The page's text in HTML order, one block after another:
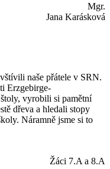
Jana Karásková
naše přátele v SRN.
Erzgebirge-
vyrobili si pamětní
dřeva a hledali stopy
Náramně jsme si to
Žáci 7.A a 8.A